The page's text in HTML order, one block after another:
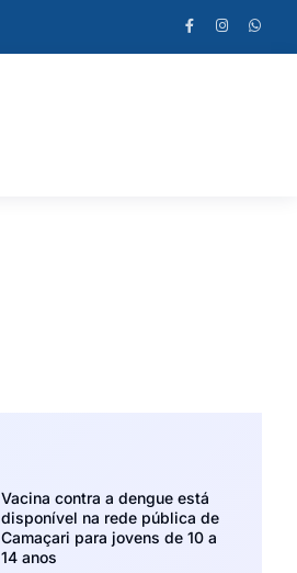
Vacina contra a dengue está
disponível na rede pública de
Camaçari para jovens de 10 a
14 anos